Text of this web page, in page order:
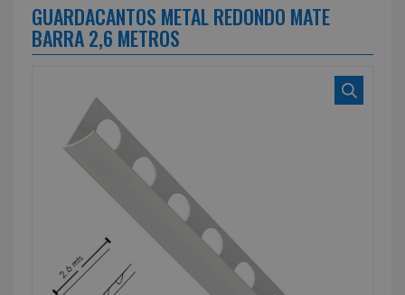
GUARDACANTOS METAL REDONDO MATE
BARRA 2,6 METROS